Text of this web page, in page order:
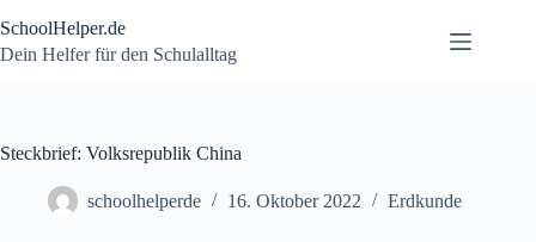
Inhalt
springen
SchoolHelper.de
Dein Helfer für den Schulalltag
Steckbrief: Volksrepublik China
schoolhelperde 16. Oktober 2022 Erdkunde